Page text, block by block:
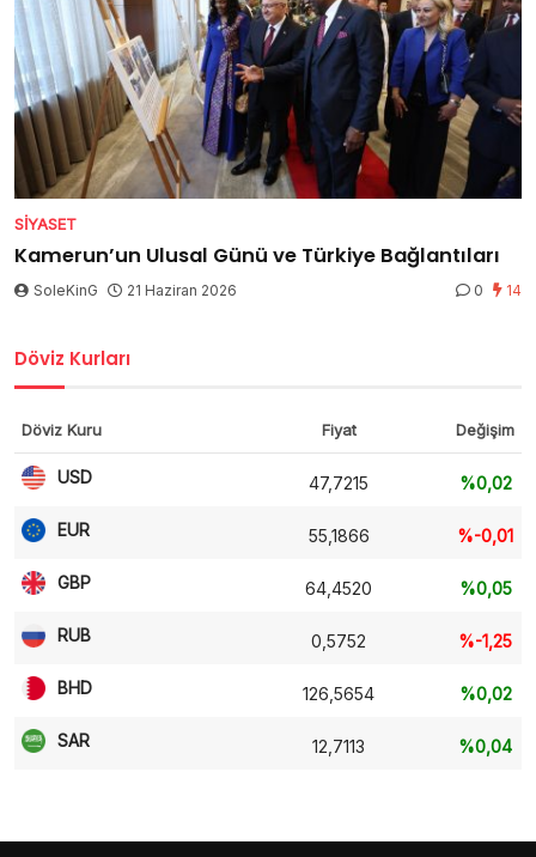
SIYASET
Kamerun’un Ulusal Günü ve Türkiye Bağlantıları
SoleKinG 21 Haziran 2026 0 14
Döviz Kurları
Döviz Kuru Fiyat Değişim
USD 47,7215 %0,02
EUR 55,1866 %-0,01
GBP 64,4520 %0,05
RUB 0,5752 %-1,25
BHD 126,5654 %0,02
SAR 12,7113 %0,04